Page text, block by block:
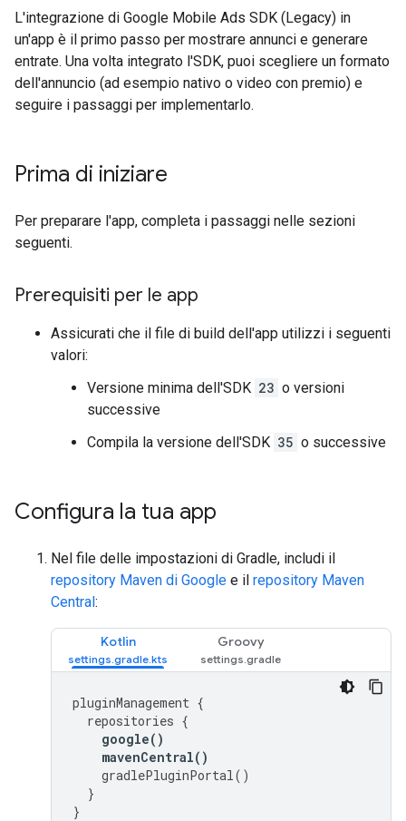
L'integrazione di Google Mobile Ads SDK (Legacy) in
un'app è il primo passo per mostrare annunci e generare
entrate. Una volta integrato l'SDK, puoi scegliere un formato
dell'annuncio (ad esempio nativo o video con premio) e
seguire i passaggi per implementarlo.
Prima di iniziare
Per preparare l'app, completa i passaggi nelle sezioni
seguenti.
Prerequisiti per le app
Assicurati che il file di build dell'app utilizzi i seguenti
valori:
Versione minima dell'SDK 23 o versioni
successive
Compila la versione dell'SDK 35 o successive
Configura la tua app
Nel file delle impostazioni di Gradle, includi il
repository Maven di Google e il repository Maven
Central:
Kotlin Groovy
pluginManagement {
repositories {
google()
mavenCentral()
gradlePluginPortal()
}
}